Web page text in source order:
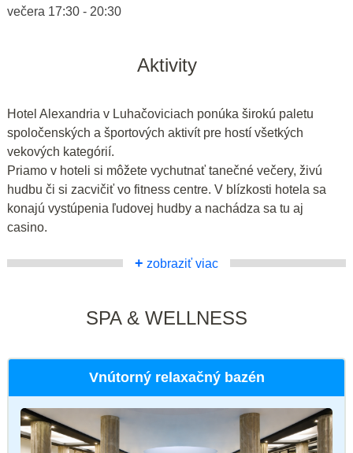
večera 17:30 - 20:30
Aktivity
Hotel Alexandria v Luhačoviciach ponúka širokú paletu
spoločenských a športových aktivít pre hostí všetkých
vekových kategórií.
Priamo v hoteli si môžete vychutnať tanečné večery, živú
hudbu či si zacvičiť vo fitness centre. V blízkosti hotela sa
konajú vystúpenia ľudovej hudby a nachádza sa tu aj
casino.
+ zobraziť viac
SPA & WELLNESS
Vnútorný relaxačný bazén